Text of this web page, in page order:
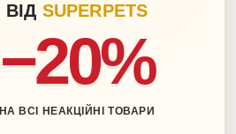
ВІД SUPERPETS
−20%
НА ВСІ НЕАКЦІЙНІ ТОВАРИ
99 066 707-11-17